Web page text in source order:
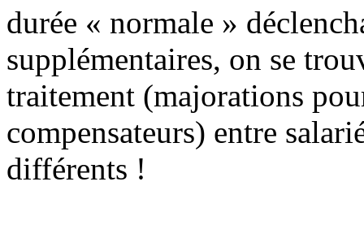
durée « normale »
supplémentaires, on se
traitement (majorations
compensateurs) entre
différents !